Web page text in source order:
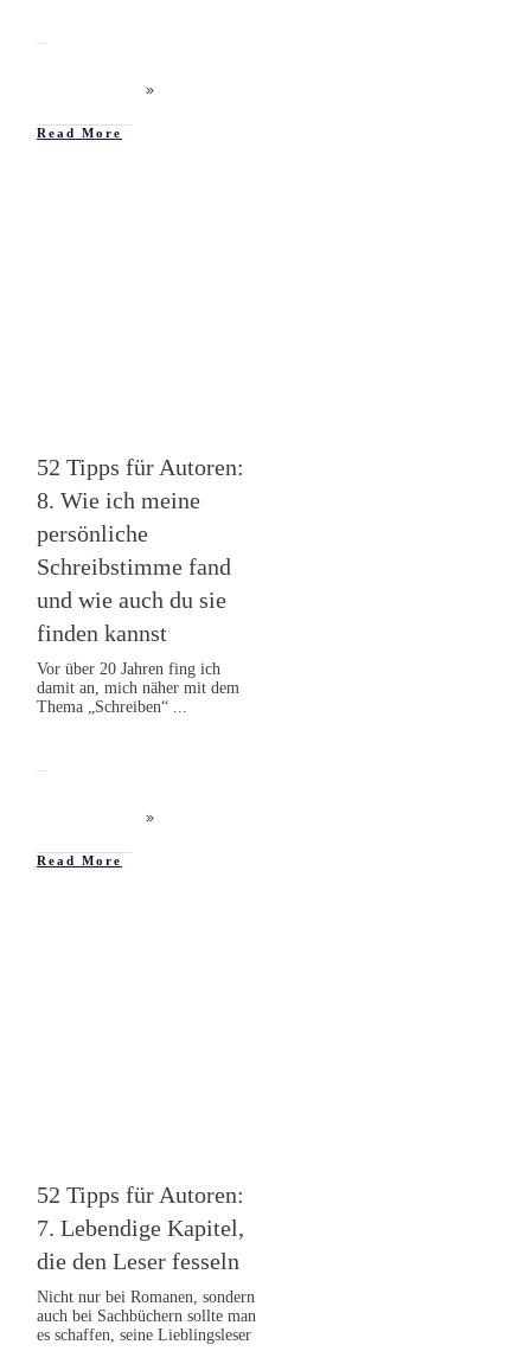
Read More
52 Tipps für Autoren:
8. Wie ich meine
persönliche
Schreibstimme fand
und wie auch du sie
finden kannst
Vor über 20 Jahren fing ich
damit an, mich näher mit dem
Thema „Schreiben“
Read More
52 Tipps für Autoren:
7. Lebendige Kapitel,
die den Leser fesseln
Nicht nur bei Romanen, sondern
auch bei Sachbüchern sollte man
es schaffen, seine Lieblingsleser